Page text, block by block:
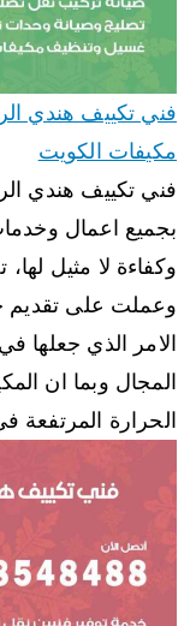
مكيفات الكويت
فني تكييف هندي
بجميع اعمال
وكفاءة لا مثيل
وعملت على تقديم
الامر الذي جعلها
المجال وبما ان
الحرارة المرتفعة